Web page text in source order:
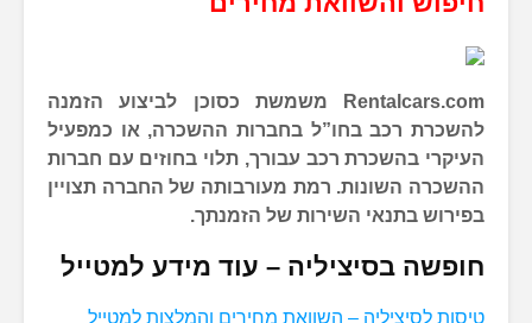
Rentalcars.com משמשת כסוכן לביצוע הזמנה
להשכרת רכב בחו”ל בחברות ההשכרה, או כמפעיל
העיקרי בהשכרת רכב עבורך, תלוי בחוזים עם חברות
ההשכרה השונות. רמת מעורבותה של החברה תצויין
בפירוש בתנאי השירות של הזמנתך.
חופשה בסיציליה – עוד מידע למטייל
טיסות לסיציליה – השוואת מחירים והמלצות למטייל